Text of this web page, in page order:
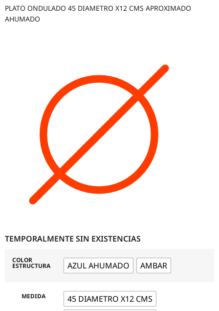
PLATO ONDULADO 45 DIAMETRO X12 CMS APROXIMADO
AHUMADO
TEMPORALMENTE SIN EXISTENCIAS
COLOR
ESTRUCTURA AZUL AHUMADO AMBAR
MEDIDA
45 DIAMETRO X12 CMS